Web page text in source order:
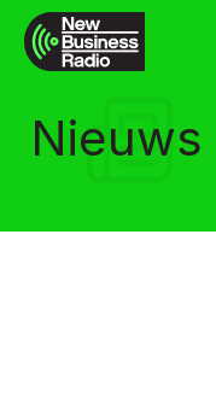
Nieuws